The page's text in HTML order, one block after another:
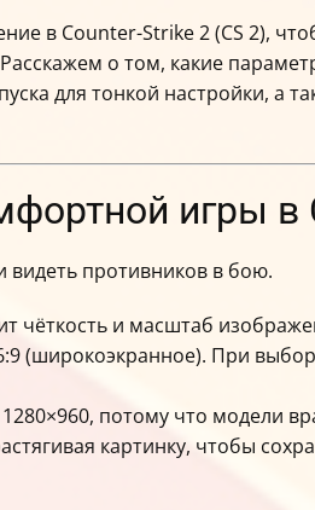
в Counter-Strike 2 (CS 2),
о том, какие
для тонкой настройки, а
игры в
видеть противников в бою.
чёткость и масштаб
(широкоэкранное). При
потому что модели
картинку, чтобы